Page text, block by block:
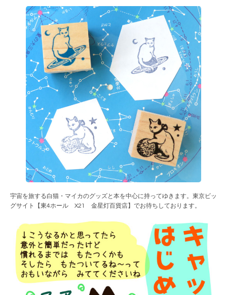
宇宙を旅する白猫・マイカのグッズと本を中心に持ってゆきます。東京ビッ
グサイト【東4ホール X21 金星灯百貨店】でお待ちしております。